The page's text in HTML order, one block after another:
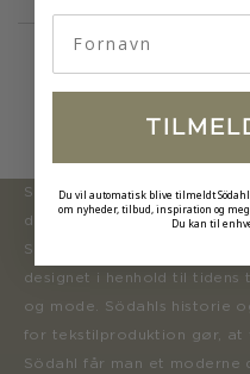
Södahl ønsker at tilbyde en
der inspirerer forbrugerne til
Sortimentet opdateres
designet i henhold til tidens
og mode. Södahls historie
for tekstilproduktion gør, at
Södahl får man et moderne
Du vil automatisk blive tilmeldt
om nyheder, tilbud, inspiration og
Du kan til